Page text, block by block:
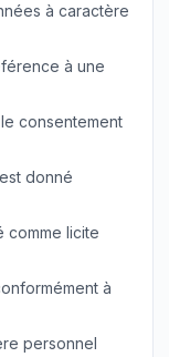
à caractère
à une
consentement
donné
comme licite
à
personnel